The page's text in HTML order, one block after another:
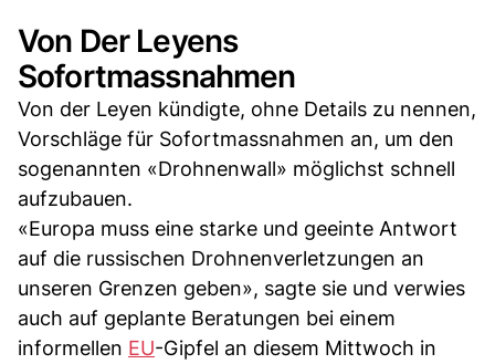
Von Der Leyens
Sofortmassnahmen
Von der Leyen kündigte, ohne Details zu nennen,
Vorschläge für Sofortmassnahmen an, um den
sogenannten «Drohnenwall» möglichst schnell
aufzubauen.
«Europa muss eine starke und geeinte Antwort
auf die russischen Drohnenverletzungen an
unseren Grenzen geben», sagte sie und verwies
auch auf geplante Beratungen bei einem
informellen EU-Gipfel an diesem Mittwoch in